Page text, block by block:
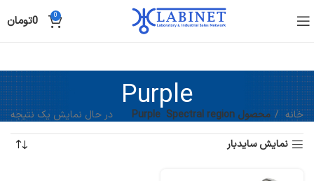
0
0تومان
Purple
خانه محصول Spectral region Purple
در حال نمایش یک نتیجه
نمایش سایدبار